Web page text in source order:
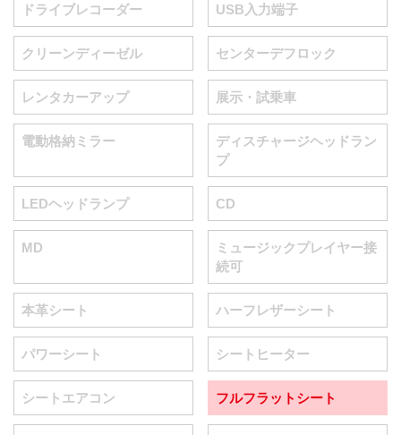
ドライブレコーダー USB入力端子
クリーンディーゼル センターデフロック
レンタカーアップ 展示・試乗車
電動格納ミラー
ディスチャージヘッドラン
プ
LEDヘッドランプ CD
MD
ミュージックプレイヤー接
続可
本革シート ハーフレザーシート
パワーシート シートヒーター
シートエアコン フルフラットシート